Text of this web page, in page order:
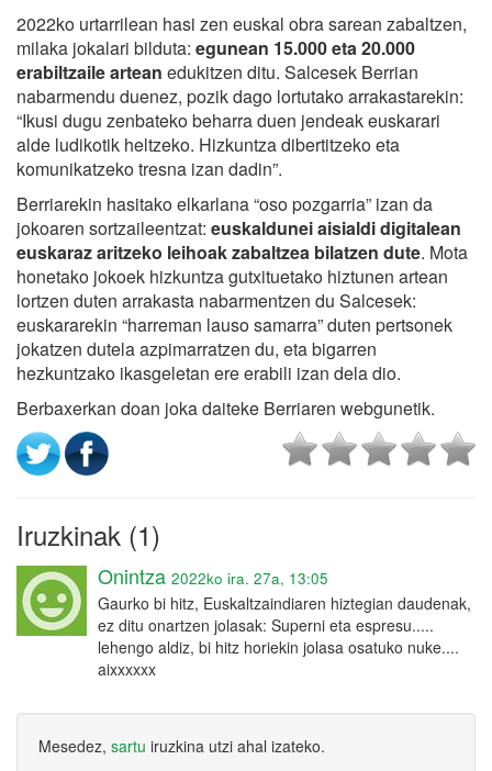
2022ko urtarrilean hasi zen euskal obra sarean zabaltzen,
milaka jokalari bilduta: egunean 15.000 eta 20.000
erabiltzaile artean edukitzen ditu. Salcesek Berrian
nabarmendu duenez, pozik dago lortutako arrakastarekin:
“Ikusi dugu zenbateko beharra duen jendeak euskarari
alde ludikotik heltzeko. Hizkuntza dibertitzeko eta
komunikatzeko tresna izan dadin”.
Berriarekin hasitako elkarlana “oso pozgarria” izan da
jokoaren sortzaileentzat: euskaldunei aisialdi digitalean
euskaraz aritzeko leihoak zabaltzea bilatzen dute. Mota
honetako jokoek hizkuntza gutxituetako hiztunen artean
lortzen duten arrakasta nabarmentzen du Salcesek:
euskararekin “harreman lauso samarra” duten pertsonek
jokatzen dutela azpimarratzen du, eta bigarren
hezkuntzako ikasgeletan ere erabili izan dela dio.
Berbaxerkan doan joka daiteke Berriaren webgunetik.
Iruzkinak (1)
Onintza 2022ko ira. 27a, 13:05
Gaurko bi hitz, Euskaltzaindiaren hiztegian daudenak,
ez ditu onartzen jolasak: Superni eta espresu.....
lehengo aldiz, bi hitz horiekin jolasa osatuko nuke....
aixxxxxx
Mesedez, sartu iruzkina utzi ahal izateko.